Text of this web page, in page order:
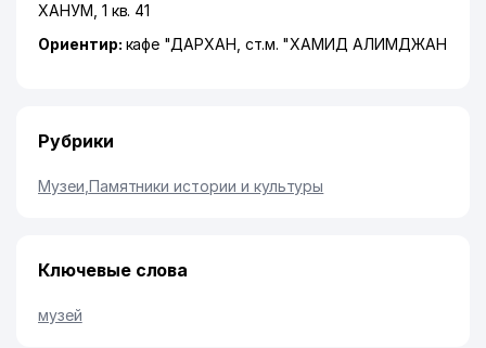
ХАНУМ , 1 кв. 41
Ориентир: кафе "ДАРХАН, ст.м. "ХАМИД АЛИМДЖАН
Рубрики
Музеи Памятники истории и культуры
Ключевые слова
музей